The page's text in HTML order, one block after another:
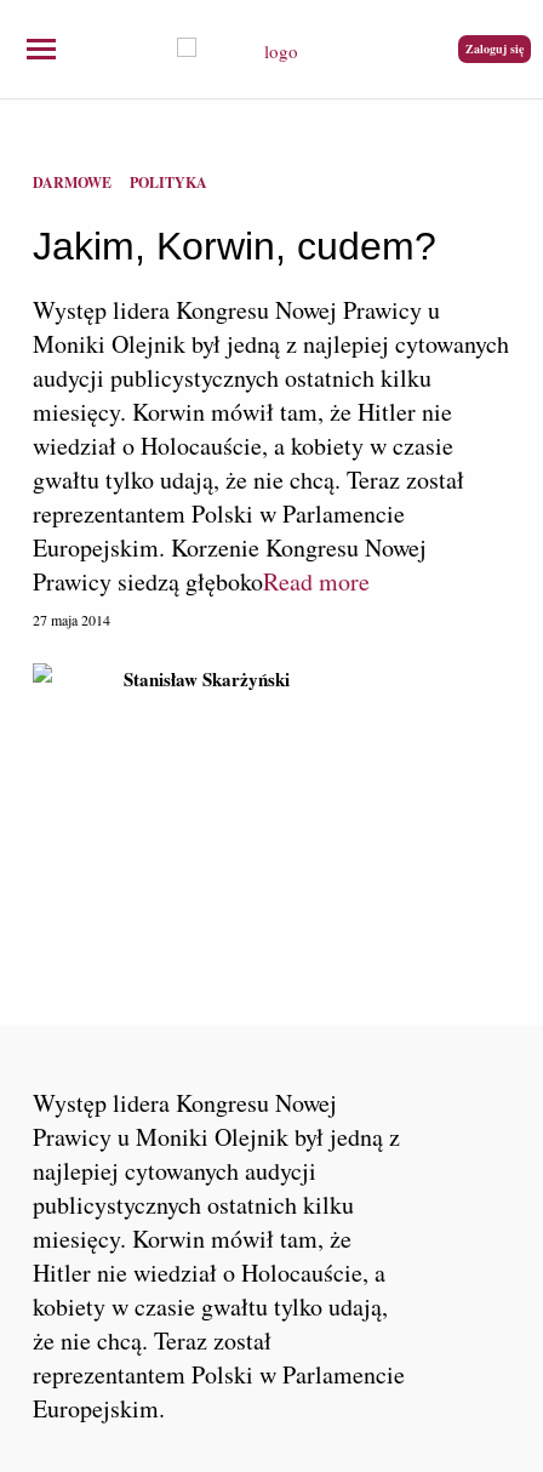
Zaloguj się
DARMOWE POLITYKA
Jakim, Korwin, cudem?
Występ lidera Kongresu Nowej Prawicy u
Moniki Olejnik był jedną z najlepiej cytowanych
audycji publicystycznych ostatnich kilku
miesięcy. Korwin mówił tam, że Hitler nie
wiedział o Holocauście, a kobiety w czasie
gwałtu tylko udają, że nie chcą. Teraz został
reprezentantem Polski w Parlamencie
Europejskim. Korzenie Kongresu Nowej
Prawicy siedzą głębokoRead more
27 maja 2014
Stanisław Skarżyński
Występ lidera Kongresu Nowej
Prawicy u Moniki Olejnik był jedną z
najlepiej cytowanych audycji
publicystycznych ostatnich kilku
miesięcy. Korwin mówił tam, że
Hitler nie wiedział o Holocauście, a
kobiety w czasie gwałtu tylko udają,
że nie chcą. Teraz został
reprezentantem Polski w Parlamencie
Europejskim.